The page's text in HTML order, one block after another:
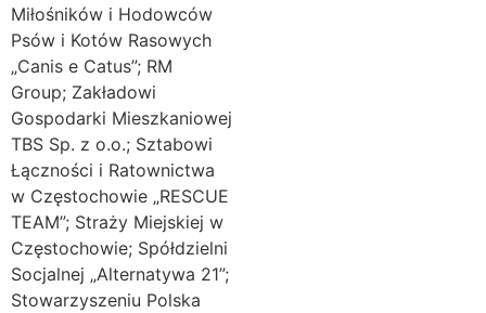
Miłośników i Hodowców
Psów i Kotów Rasowych
„Canis e Catus”; RM
Group; Zakładowi
Gospodarki Mieszkaniowej
TBS Sp. z o.o.; Sztabowi
Łączności i Ratownictwa
w Częstochowie „RESCUE
TEAM”; Straży Miejskiej w
Częstochowie; Spółdzielni
Socjalnej „Alternatywa 21”;
Stowarzyszeniu Polska